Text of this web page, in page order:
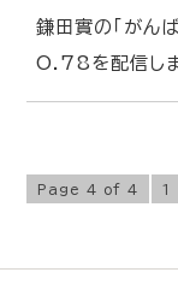
鎌田實の「がん
O.78を配信し
Page 4 of 4 1